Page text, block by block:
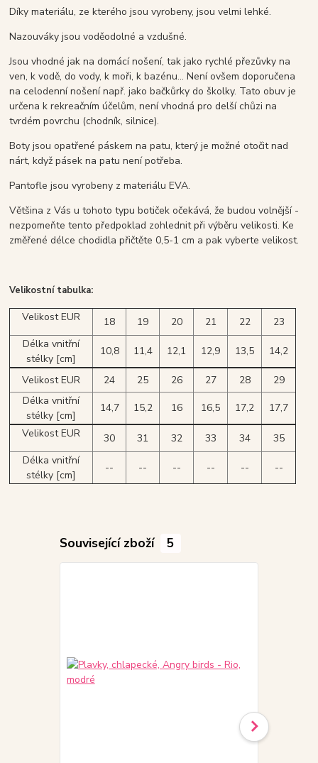
Díky materiálu, ze kterého jsou vyrobeny, jsou velmi lehké.
Nazouváky jsou voděodolné a vzdušné.
Jsou vhodné jak na domácí nošení, tak jako rychlé přezůvky na
ven, k vodě, do vody, k moři, k bazénu... Není ovšem doporučena
na celodenní nošení např. jako bačkůrky do školky. Tato obuv je
určena k rekreačním účelům, není vhodná pro delší chůzi na
tvrdém povrchu (chodník, silnice).
Boty jsou opatřené páskem na patu, který je možné otočit nad
nárt, když pásek na patu není potřeba.
Pantofle jsou vyrobeny z materiálu EVA.
Většina z Vás u tohoto typu botiček očekává, že budou volnější -
nezpomeňte tento předpoklad zohlednit při výběru velikosti. Ke
změřené délce chodidla přičtěte 0,5-1 cm a pak vyberte velikost.
Velikostní tabulka:
Velikost EUR 18 19 20 21 22
23
Délka vnitřní
stélky [cm]
10,8 11,4 12,1 12,9 13,5 14,2
Velikost EUR 24 25 26 27 28
29
Délka vnitřní
stélky [cm]
14,7 15,2 16 16,5 17,2
17,7
Velikost EUR
30 31 32 33 34
35
Délka vnitřní
stélky [cm]
-- -- -- -- -- --
Související zboží 5